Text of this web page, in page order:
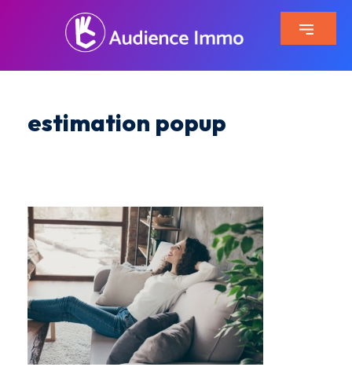
estimation popup